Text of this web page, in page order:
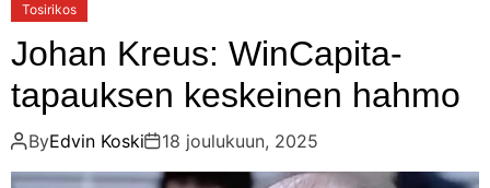
Tosirikos
Johan Kreus: WinCapita-
tapauksen keskeinen hahmo
ByEdvin Koski 18 joulukuun, 2025